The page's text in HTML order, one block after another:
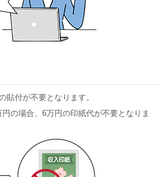
貼付が不要となります。
の場合、6万円の印紙代が不要となりま